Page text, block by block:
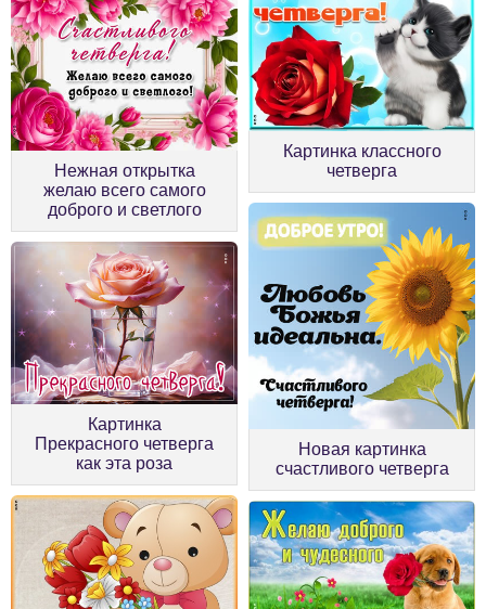
Нежная открытка
желаю всего самого
доброго и светлого
Картинка классного
четверга
Картинка
Прекрасного четверга
как эта роза
Новая картинка
счастливого четверга